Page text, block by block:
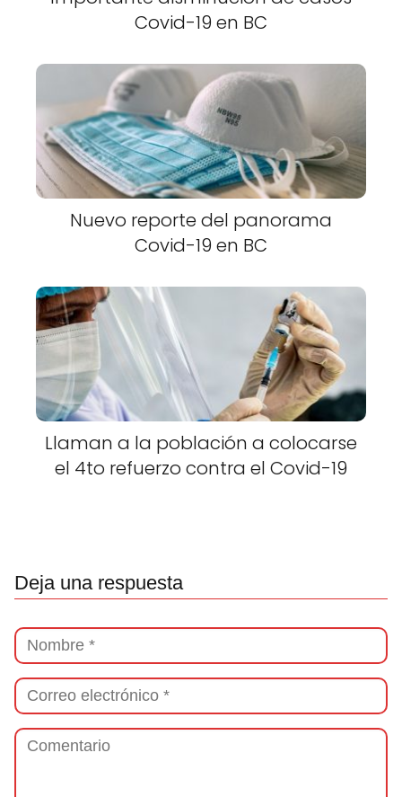
Covid-19 en BC
Nuevo reporte del panorama
Covid-19 en BC
Llaman a la población a colocarse
el 4to refuerzo contra el Covid-19
Deja una respuesta